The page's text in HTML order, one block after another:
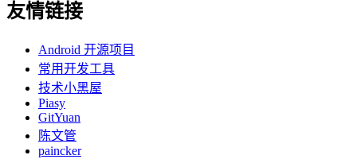
友情链接
Android 开源项目
常用开发工具
技术小黑屋
Piasy
GitYuan
陈文管
paincker